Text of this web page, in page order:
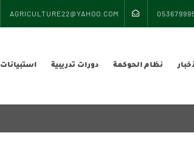
AGRICULTURE22@YAHOO.COM
نظام الحوكمة دورات تدريبية استبيانات